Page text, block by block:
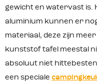
gewicht en watervast is.
aluminium kunnen er
materiaal, deze zijn
kunststof tafel meestal
absoluut niet
een speciale